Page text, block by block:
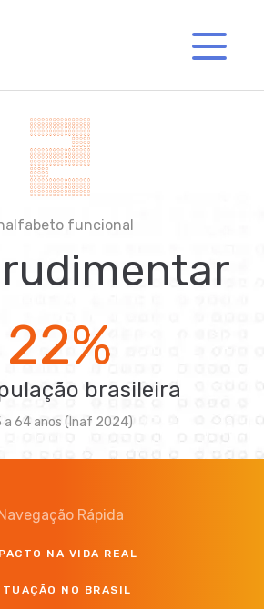
funcional
22%
brasileira
a 64 anos (Inaf 2024)
Rápida
NA VIDA REAL
NO BRASIL